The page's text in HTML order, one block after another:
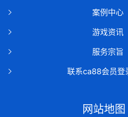
案例中心
游戏资讯
服务宗旨
联系ca88会员登
网站地图